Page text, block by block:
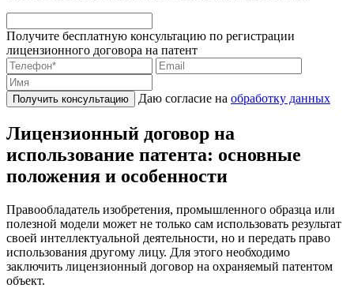
Получите бесплатную консультацию по регистрации
лицензионного договора на патент
Получить консультацию Даю согласие на обработку данных
Лицензионный договор на
использование патента: основные
положения и особенности
Правообладатель изобретения, промышленного образца или
полезной модели может не только сам использовать результат
своей интеллектуальной деятельности, но и передать право
использования другому лицу. Для этого необходимо
заключить лицензионный договор на охраняемый патентом
объект.